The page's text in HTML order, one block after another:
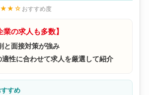
おすすめ度
業の求人も多数】
と面接対策が強み
性に合わせて求人を厳選して紹介
すめ